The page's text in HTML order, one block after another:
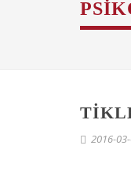
2016-